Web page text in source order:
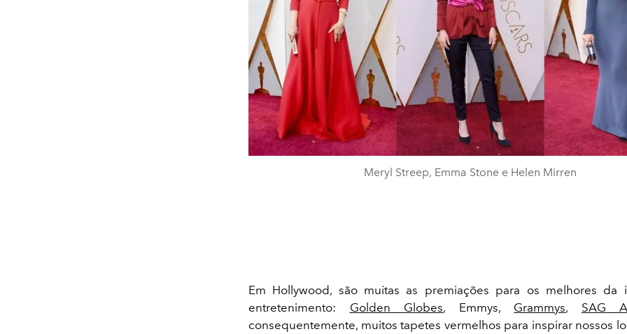
Meryl Streep, Emma Stone e Helen Mirren
Em Hollywood, são muitas as premiações para os melhores da
entretenimento: Golden Globes, Emmys, Grammys, SAG
consequentemente, muitos tapetes vermelhos para inspirar nossos